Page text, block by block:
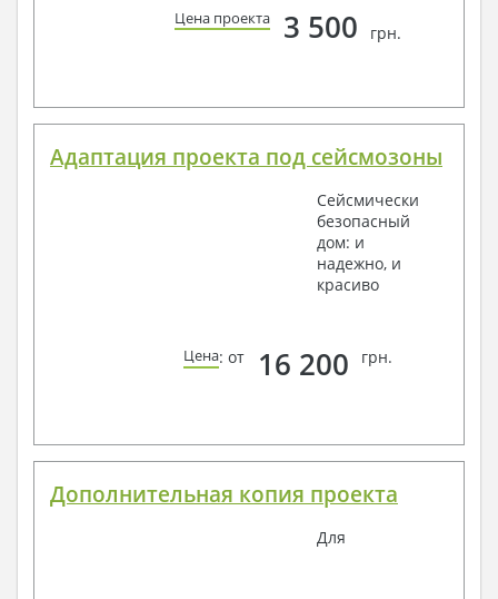
Цена проекта 3 500 грн.
Адаптация проекта под сейсмозоны
Сейсмически
безопасный
дом: и
надежно, и
красиво
Цена: от 16 200 грн.
Дополнительная копия проекта
Для